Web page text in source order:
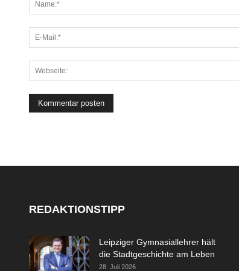
REDAKTIONSTIPP
Leipziger Gymnasiallehrer hält
die Stadtgeschichte am Leben
28. Juli 2026